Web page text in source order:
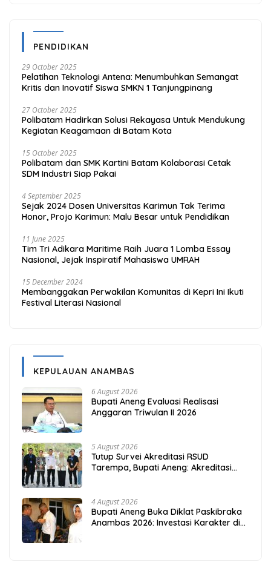
PENDIDIKAN
29 October 2025
Pelatihan Teknologi Antena: Menumbuhkan Semangat
Kritis dan Inovatif Siswa SMKN 1 Tanjungpinang
27 October 2025
Polibatam Hadirkan Solusi Rekayasa Untuk Mendukung
Kegiatan Keagamaan di Batam Kota
15 October 2025
Polibatam dan SMK Kartini Batam Kolaborasi Cetak
SDM Industri Siap Pakai
4 September 2025
Sejak 2024 Dosen Universitas Karimun Tak Terima
Honor, Projo Karimun: Malu Besar untuk Pendidikan
11 June 2025
Tim Tri Adikara Maritime Raih Juara 1 Lomba Essay
Nasional, Jejak Inspiratif Mahasiswa UMRAH
15 December 2024
Membanggakan Perwakilan Komunitas di Kepri Ini Ikuti
Festival Literasi Nasional
KEPULAUAN ANAMBAS
6 August 2026
Bupati Aneng Evaluasi Realisasi
Anggaran Triwulan II 2026
5 August 2026
Tutup Survei Akreditasi RSUD
Tarempa, Bupati Aneng: Akreditasi
4 August 2026
Bupati Aneng Buka Diklat Paskibraka
Anambas 2026: Investasi Karakter di